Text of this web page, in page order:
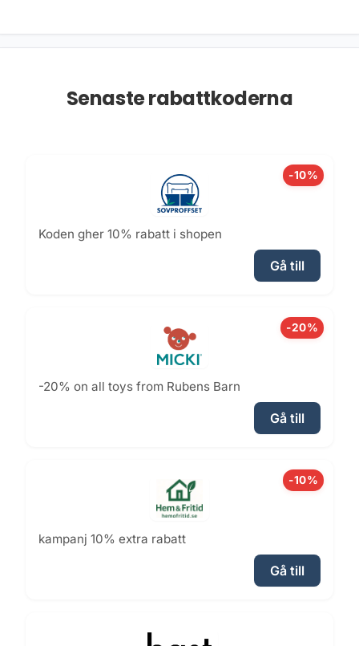
Senaste rabattkoderna
-10%
Koden gher 10% rabatt i shopen
Gå till
-20%
-20% on all toys from Rubens Barn
Gå till
-10%
kampanj 10% extra rabatt
Gå till